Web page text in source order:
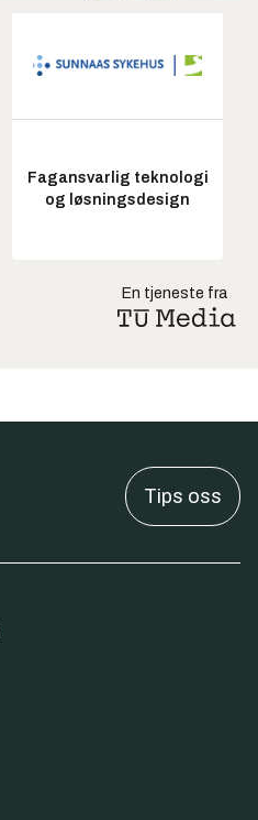
Fagansvarlig teknologi
og løsningsdesign
En tjeneste fra
Tips oss